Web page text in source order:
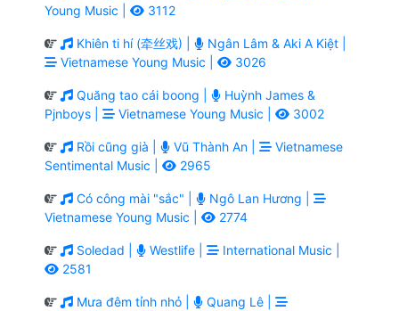
Young Music |
3112
Khiên ti hí (牵丝戏) |
Ngân Lâm & Aki A Kiệt |
Vietnamese Young Music |
3026
Quăng tao cái boong |
Huỳnh James &
Pjnboys |
Vietnamese Young Music | 3002
Rồi cũng già | Vũ Thành An |
Vietnamese
Sentimental Music |
2965
Có công mài "sắc" |
Ngô Lan Hương |
Vietnamese Young Music |
2774
Soledad | Westlife |
International Music |
2581
Mưa đêm tỉnh nhỏ |
Quang Lê |